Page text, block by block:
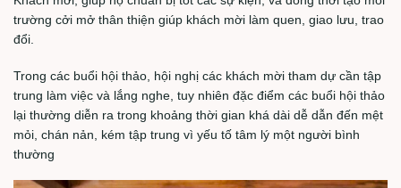
trường cởi mở thân thiện giúp khách mời làm quen, giao lưu, trao
đổi.
Trong các buổi hội thảo, hội nghị các khách mời tham dự cần tập
trung làm việc và lắng nghe, tuy nhiên đặc điểm các buổi hội thảo
lại thường diễn ra trong khoảng thời gian khá dài dễ dẫn đến mệt
mỏi, chán nản, kém tập trung vì yếu tố tâm lý một người bình
thường